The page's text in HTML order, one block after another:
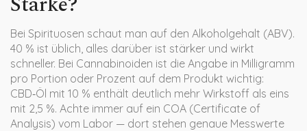
Bei Spirituosen schaut man auf den Alkoholgehalt (ABV).
40 % ist üblich, alles darüber ist stärker und wirkt
schneller. Bei Cannabinoiden ist die Angabe in Milligramm
pro Portion oder Prozent auf dem Produkt wichtig:
CBD‑Öl mit 10 % enthält deutlich mehr Wirkstoff als eins
mit 2,5 %. Achte immer auf ein COA (Certificate of
Analysis) vom Labor — dort stehen genaue Messwerte